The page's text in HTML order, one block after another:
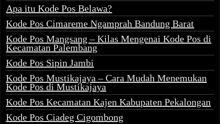
Apa itu Kode Pos Belawa?
Kode Pos Cimareme Ngamprah Bandung Barat
Kode Pos Mangsang – Kilas Mengenai Kode Pos di
Kecamatan Palembang
Kode Pos Sipin Jambi
Kode Pos Mustikajaya – Cara Mudah Menemukan
Kode Pos di Mustikajaya
Kode Pos Kecamatan Kajen Kabupaten Pekalongan
Kode Pos Ciadeg Cigombong